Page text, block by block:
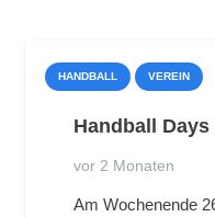
HANDBALL VEREIN
Handball Days
vor 2 Monaten
Am Wochenende